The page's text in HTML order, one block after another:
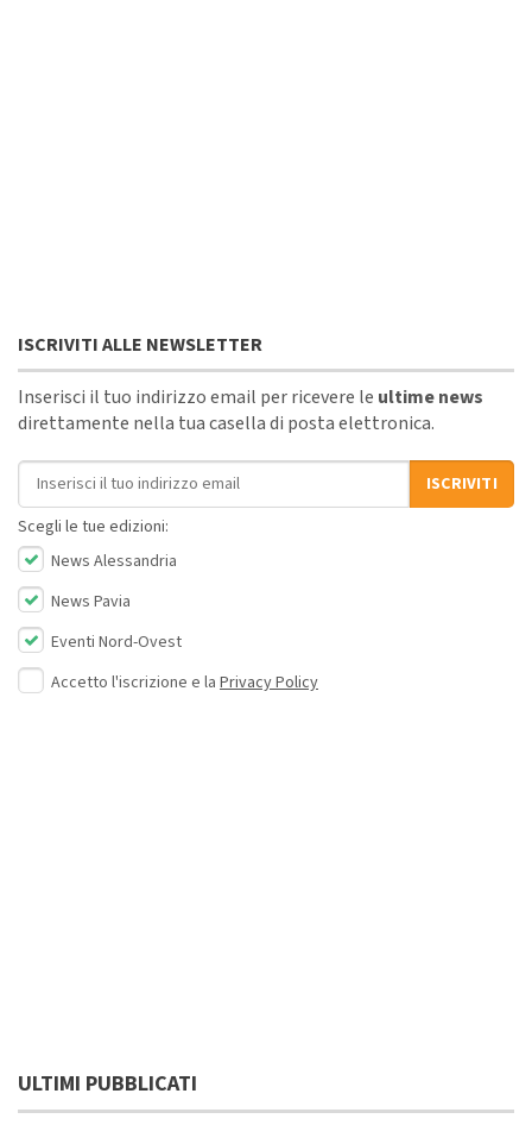
ISCRIVITI ALLE NEWSLETTER
Inserisci il tuo indirizzo email per ricevere le ultime news
direttamente nella tua casella di posta elettronica.
Indirizzo email
ISCRIVITI
Scegli le tue edizioni:
News Alessandria
News Pavia
Eventi Nord-Ovest
Accetto l'iscrizione e la Privacy Policy
ULTIMI PUBBLICATI